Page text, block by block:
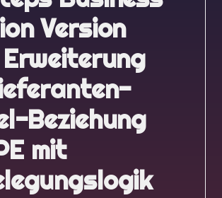
Version
Erweiterung
Beziehung
mit